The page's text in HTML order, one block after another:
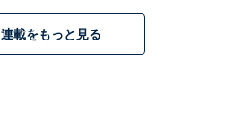
連載をもっと見る